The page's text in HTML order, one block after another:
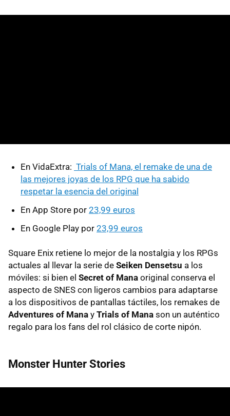
En VidaExtra: Trials of Mana, el remake de una de
las mejores joyas de los RPG que ha sabido
respetar la esencia del original
En App Store por 23,99 euros
En Google Play por 23,99 euros
Square Enix retiene lo mejor de la nostalgia y los RPGs
actuales al llevar la serie de Seiken Densetsu a los
móviles: si bien el Secret of Mana original conserva el
aspecto de SNES con ligeros cambios para adaptarse
a los dispositivos de pantallas táctiles, los remakes de
Adventures of Mana y Trials of Mana son un auténtico
regalo para los fans del rol clásico de corte nipón.
Monster Hunter Stories